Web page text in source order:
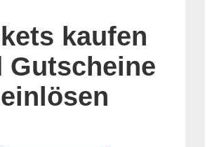
kaufen
Gutscheine
einlösen